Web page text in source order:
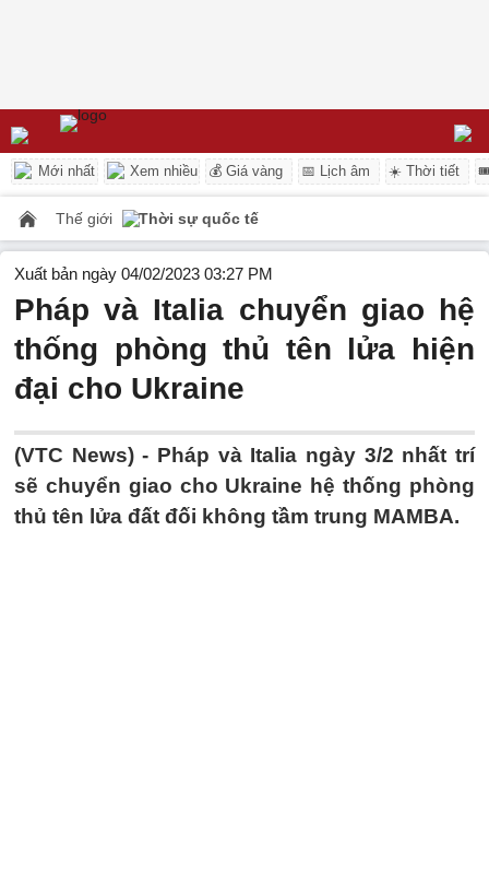
Mới nhất Xem nhiều 💰 Giá vàng 📅 Lịch âm ☀️ Thời tiết
Thế giới Thời sự quốc tế
Xuất bản ngày 04/02/2023 03:27 PM
Pháp và Italia chuyển giao hệ
thống phòng thủ tên lửa hiện
đại cho Ukraine
(VTC News) - Pháp và Italia ngày 3/2 nhất trí
sẽ chuyển giao cho Ukraine hệ thống phòng
thủ tên lửa đất đối không tầm trung MAMBA.